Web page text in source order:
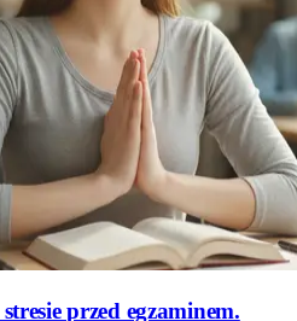
przed egzaminem.